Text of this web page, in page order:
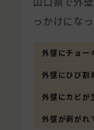
っかけにな
外壁にチョー
外壁にひび割
外壁にカビが
外壁が剥がれ